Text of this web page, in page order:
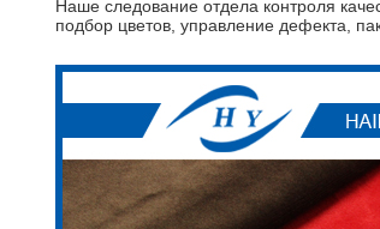
Наше следование отдела контроля
подбор цветов, управление дефекта,